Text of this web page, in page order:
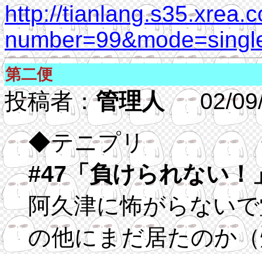
http://
第二便
投稿者：管理人 02/09/
◆テニプリ
#47「負けられない！
阿久津に怖がらない
の他にまだ居たのか